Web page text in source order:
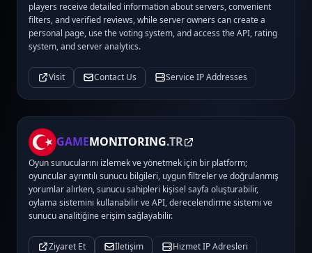
players receive detailed information about servers, convenient
filters, and verified reviews, while server owners can create a
personal page, use the voting system, and access the API, rating
system, and server analytics.
Visit Contact Us Service IP Addresses
GAMEMONITORING.TR
Oyun sunucularını izlemek ve yönetmek için bir platform;
oyuncular ayrıntılı sunucu bilgileri, uygun filtreler ve doğrulanmış
yorumlar alırken, sunucu sahipleri kişisel sayfa oluşturabilir,
oylama sistemini kullanabilir ve API, derecelendirme sistemi ve
sunucu analitiğine erişim sağlayabilir.
Ziyaret Et İletişim Hizmet IP Adresleri